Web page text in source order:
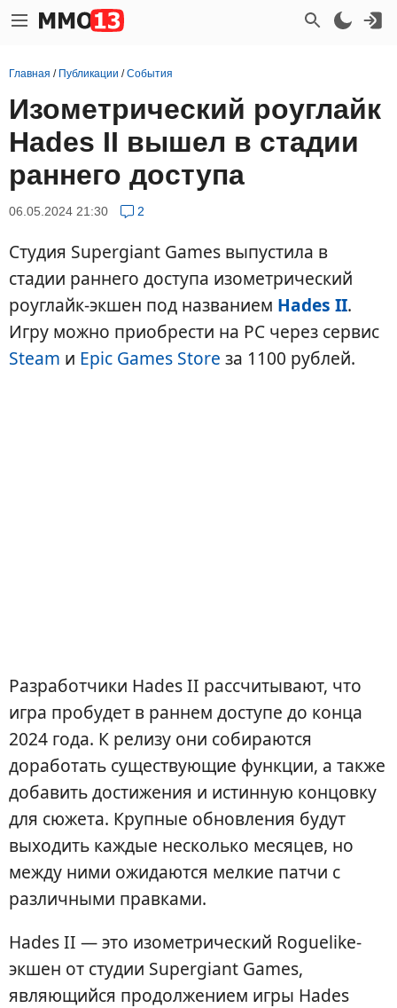
Главная / Публикации /События
Изометрический роуглайк
Hades II вышел в стадии
раннего доступа
06.05.2024 21:30 2
Студия Supergiant Games выпустила в
стадии раннего доступа изометрический
роуглайк-экшен под названием Hades II.
Игру можно приобрести на PC через сервис
Steam и Epic Games Store за 1100 рублей.
Разработчики Hades II рассчитывают, что
игра пробудет в раннем доступе до конца
2024 года. К релизу они собираются
доработать существующие функции, а также
добавить достижения и истинную концовку
для сюжета. Крупные обновления будут
выходить каждые несколько месяцев, но
между ними ожидаются мелкие патчи с
различными правками.
Hades II — это изометрический Roguelike-
экшен от студии Supergiant Games,
являющийся продолжением игры Hades